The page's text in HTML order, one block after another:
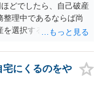
どでしたら、自己破産
整理中であるならば尚
を選択する方法もある
宅にくるのをや